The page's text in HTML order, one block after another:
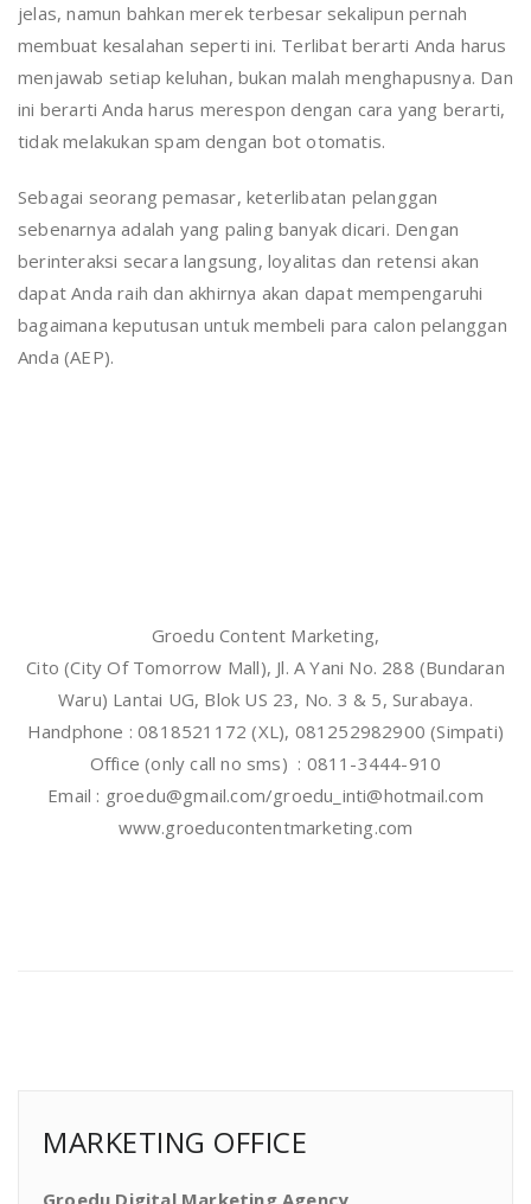
jelas, namun bahkan merek terbesar sekalipun pernah
membuat kesalahan seperti ini. Terlibat berarti Anda harus
menjawab setiap keluhan, bukan malah menghapusnya. Dan
ini berarti Anda harus merespon dengan cara yang berarti,
tidak melakukan spam dengan bot otomatis.
Sebagai seorang pemasar, keterlibatan pelanggan
sebenarnya adalah yang paling banyak dicari. Dengan
berinteraksi secara langsung, loyalitas dan retensi akan
dapat Anda raih dan akhirnya akan dapat mempengaruhi
bagaimana keputusan untuk membeli para calon pelanggan
Anda (AEP).
Groedu Content Marketing,
Cito (City Of Tomorrow Mall), Jl. A Yani No. 288 (Bundaran
Waru) Lantai UG, Blok US 23, No. 3 & 5, Surabaya.
Handphone : 0818521172 (XL), 081252982900 (Simpati)
Office (only call no sms) : 0811-3444-910
Email : groedu@gmail.com/groedu_inti@hotmail.com
www.groeducontentmarketing.com
MARKETING OFFICE
Groedu Digital Marketing Agency